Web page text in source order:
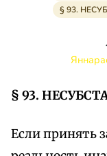
§ 93.
§ 93.
Если принять